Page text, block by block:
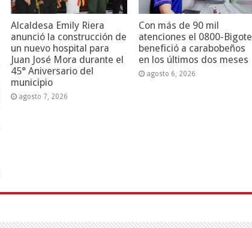
Alcaldesa Emily Riera
anunció la construcción de
un nuevo hospital para
Juan José Mora durante el
45° Aniversario del
municipio
agosto 7, 2026
Con más de 90 mil
atenciones el 0800-Bigote
benefició a carabobeños
en los últimos dos meses
agosto 6, 2026